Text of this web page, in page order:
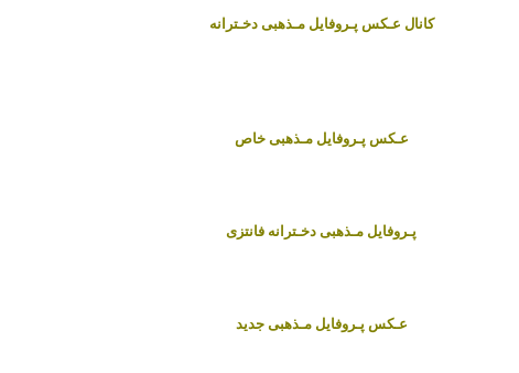
کانال عـکس پـروفایل مـذهبی دخـترانه
عـکس پـروفایل مـذهبی خاص
پـروفایل مـذهبی دخـترانه فانتزی
عـکس پـروفایل مـذهبی جدید